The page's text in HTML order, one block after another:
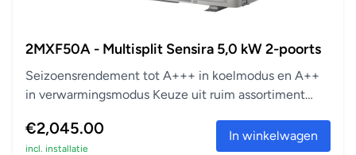
2MXF50A - Multisplit Sensira 5,0 kW 2-poorts
Seizoensrendement tot A+++ in koelmodus en A++
in verwarmingsmodus Keuze uit ruim assortiment
€2,045.00
incl. installatie
In winkelwagen